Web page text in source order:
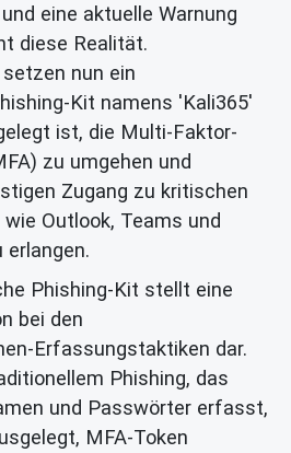
eine aktuelle Warnung
diese Realität.
nun ein
Kit namens 'Kali365'
ist, die Multi-Faktor-
zu umgehen und
Zugang zu kritischen
Outlook, Teams und
erlangen.
Phishing-Kit stellt eine
bei den
Erfassungstaktiken dar.
Phishing, das
und Passwörter erfasst,
MFA-Token